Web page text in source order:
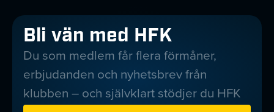
Bli vän med HFK
Du som medlem får flera förmåner,
erbjudanden och nyhetsbrev från
klubben – och självklart stödjer du HFK